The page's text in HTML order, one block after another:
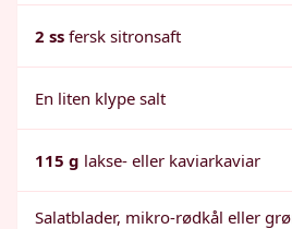
2 ss fersk sitronsaft
En liten klype salt
115 g lakse- eller kaviarkaviar
Salatblader, mikro-rødkål eller